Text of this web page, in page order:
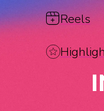
Reels